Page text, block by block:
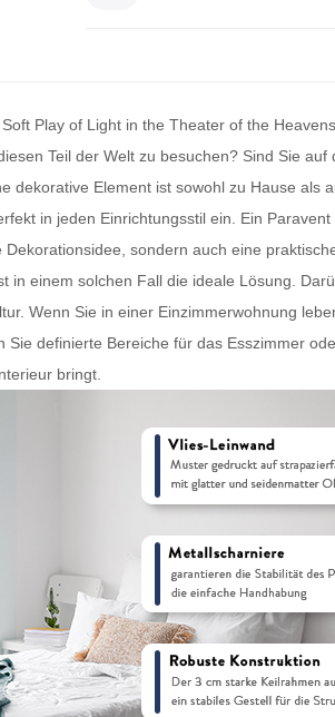
Play of Light in the Theater of the
Teil der Welt zu besuchen? Sind Sie
dekorative Element ist sowohl zu Hause als
in jeden Einrichtungsstil ein. Ein Paravent
sondern auch eine
in einem solchen Fall die ideale Lösung.
Wenn Sie in einer Einzimmerwohnung
definierte Bereiche für das Esszimmer
bringt.